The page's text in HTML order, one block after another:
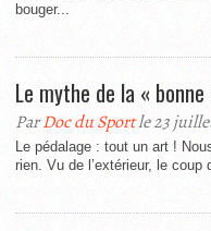
bouger...
Le mythe de la «
ParDoc du Sportle 23
Le pédalage : tout un art !
rien. Vu de l’extérieur, le